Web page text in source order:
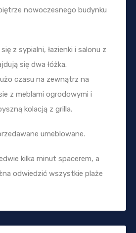
nowoczesnego budynku
z sypialni, łazienki i salonu z
się dwa łóżka.
czasu na zewnątrz na
z meblami ogrodowymi i
kolacją z grilla.
umeblowane.
kilka minut spacerem, a
odwiedzić wszystkie plaże